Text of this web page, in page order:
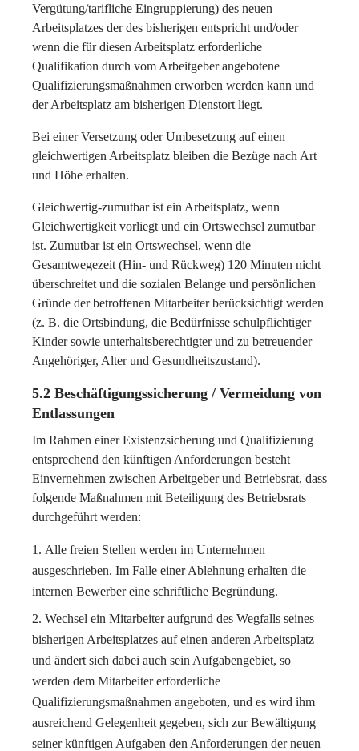
Vergütung/tarifliche Eingruppierung) des neuen
Arbeitsplatzes der des bisherigen entspricht und/oder
wenn die für diesen Arbeitsplatz erforderliche
Qualifikation durch vom Arbeitgeber angebotene
Qualifizierungsmaßnahmen erworben werden kann und
der Arbeitsplatz am bisherigen Dienstort liegt.
Bei einer Versetzung oder Umbesetzung auf einen
gleichwertigen Arbeitsplatz bleiben die Bezüge nach Art
und Höhe erhalten.
Gleichwertig-zumutbar ist ein Arbeitsplatz, wenn
Gleichwertigkeit vorliegt und ein Ortswechsel zumutbar
ist. Zumutbar ist ein Ortswechsel, wenn die
Gesamtwegezeit (Hin- und Rückweg) 120 Minuten nicht
überschreitet und die sozialen Belange und persönlichen
Gründe der betroffenen Mitarbeiter berücksichtigt werden
(z. B. die Ortsbindung, die Bedürfnisse schulpflichtiger
Kinder sowie unterhaltsberechtigter und zu betreuender
Angehöriger, Alter und Gesundheitszustand).
5.2 Beschäftigungssicherung / Vermeidung von
Entlassungen
Im Rahmen einer Existenzsicherung und Qualifizierung
entsprechend den künftigen Anforderungen besteht
Einvernehmen zwischen Arbeitgeber und Betriebsrat, dass
folgende Maßnahmen mit Beteiligung des Betriebsrats
durchgeführt werden:
Alle freien Stellen werden im Unternehmen
ausgeschrieben. Im Falle einer Ablehnung erhalten die
internen Bewerber eine schriftliche Begründung.
Wechsel ein Mitarbeiter aufgrund des Wegfalls seines
bisherigen Arbeitsplatzes auf einen anderen Arbeitsplatz
und ändert sich dabei auch sein Aufgabengebiet, so
werden dem Mitarbeiter erforderliche
Qualifizierungsmaßnahmen angeboten, und es wird ihm
ausreichend Gelegenheit gegeben, sich zur Bewältigung
seiner künftigen Aufgaben den Anforderungen der neuen